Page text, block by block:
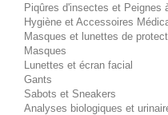
Piqûres d'insectes et Peignes
Hygiène et Accessoires
Masques et lunettes de
Masques
Lunettes et écran facial
Gants
Sabots et Sneakers
Analyses biologiques et